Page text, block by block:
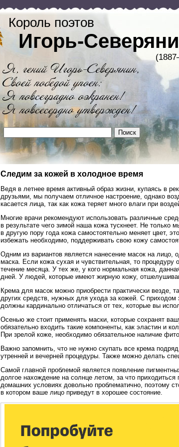
Король поэтов
Игорь-
Следим за кожей в холодное время
Ведя в летнее время активный образ жизни, купаясь в
друзьями, мы получаем отличное настроение, однако
касается лица, так как кожа теряет много влаги при
Многие врачи рекомендуют использовать различные
в результате чего зимой наша кожа тускнеет. Не
в другую пору года кожа самостоятельно меняет цвет,
избежать необходимо, поддерживать свою кожу
Одним из вариантов является нанесение масок на лицо,
маска. Если кожа сухая и чувствительная, то
течение месяца. У тех же, у кого нормальная кожа,
дней. У людей, которые имеют жирную кожу,
Крема для масок можно приобрести практически везде,
других средств, нужных для ухода за кожей. С
должны кардинально отличаться от тех, которые вы
Осенью же стоит применять маски, которые сохранят
обязательно входить такие компоненты, как эластин и
При зрелой коже, необходимо обязательное наличие
Важно запомнить, что не нужно скупать все крема
утренней и вечерней процедуры. Также можно делать
Самой главной проблемой является появление
долгое нахождение на солнце летом, за что
домашних условиях довольно проблематично, поэтому
в котором ваше лицо приведут в хорошее состояние.